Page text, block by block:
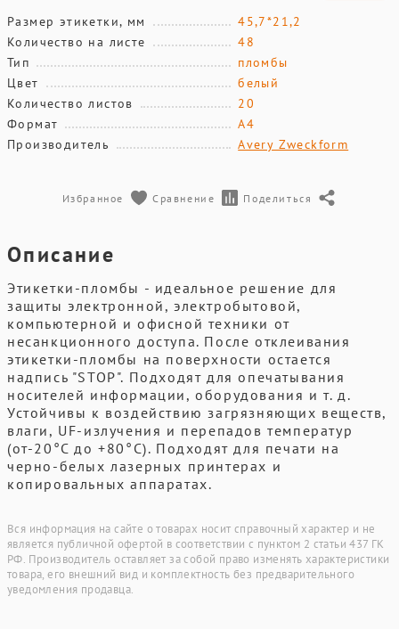
Размер этикетки, мм
45,7*21,2
Количество на листе
48
Тип
пломбы
Цвет
белый
Количество листов
20
Формат
А4
Производитель
Avery Zweckform
Избранное Сравнение Поделиться
Описание
Этикетки-пломбы - идеальное решение для
защиты электронной, электробытовой,
компьютерной и офисной техники от
несанкционного доступа. После отклеивания
этикетки-пломбы на поверхности остается
надпись "STOP". Подходят для опечатывания
носителей информации, оборудования и т. д.
Устойчивы к воздействию загрязняющих веществ,
влаги, UF-излучения и перепадов температур
(от-20°С до +80°С). Подходят для печати на
черно-белых лазерных принтерах и
копировальных аппаратах.
Вся информация на сайте о товарах носит справочный характер и не
является публичной офертой в соответствии с пунктом 2 статьи 437 ГК
РФ. Производитель оставляет за собой право изменять характеристики
товара, его внешний вид и комплектность без предварительного
уведомления продавца.